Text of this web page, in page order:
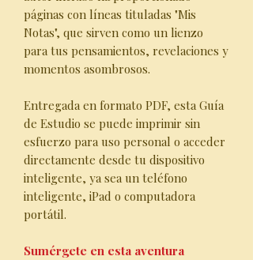
páginas con líneas tituladas "Mis
Notas", que sirven como un lienzo
para tus pensamientos, revelaciones y
momentos asombrosos.
Entregada en formato PDF, esta Guía
de Estudio se puede imprimir sin
esfuerzo para uso personal o acceder
directamente desde tu dispositivo
inteligente, ya sea un teléfono
inteligente, iPad o computadora
portátil.
Sumérgete en esta aventura